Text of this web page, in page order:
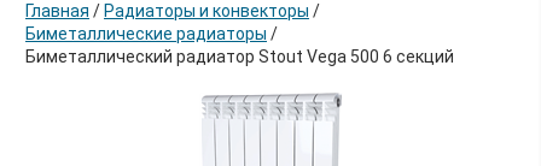
Главная / Радиаторы и конвекторы /
Биметаллические радиаторы /
Биметаллический радиатор Stout Vega 500 6 секций